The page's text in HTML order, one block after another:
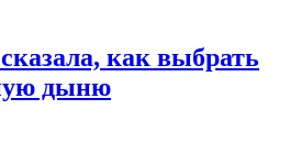
как выбрать
дыню